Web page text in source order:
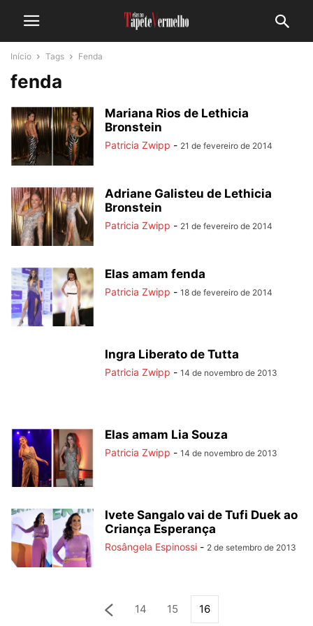
Início Tags Fenda
fenda
Mariana Rios de Lethicia
Bronstein
Patricia Zwipp - 21 de fevereiro de 2014
Adriane Galisteu de Lethicia
Bronstein
Patricia Zwipp - 21 de fevereiro de 2014
Elas amam fenda
Patricia Zwipp - 18 de fevereiro de 2014
Ingra Liberato de Tutta
Patricia Zwipp - 14 de novembro de 2013
Elas amam Lia Souza
Patricia Zwipp - 14 de novembro de 2013
Ivete Sangalo vai de Tufi Duek ao
Criança Esperança
Rosângela Espinossi - 2 de setembro de 2013
14 15 16